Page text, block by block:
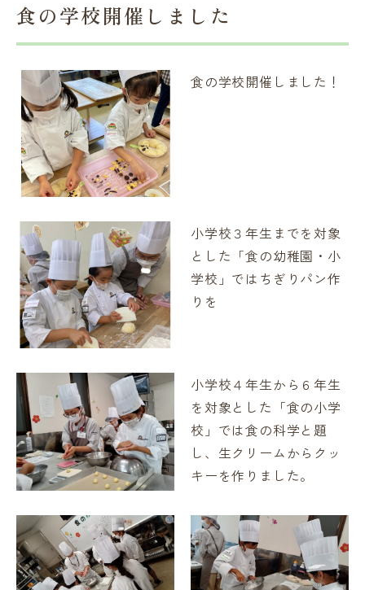
食の学校開催しました
食の学校開催しました！
小学校３年生までを対象
とした「食の幼稚園・小
学校」ではちぎりパン作
りを
小学校４年生から６年生
を対象とした「食の小学
校」では食の科学と題
し、生クリームからクッ
キーを作りました。